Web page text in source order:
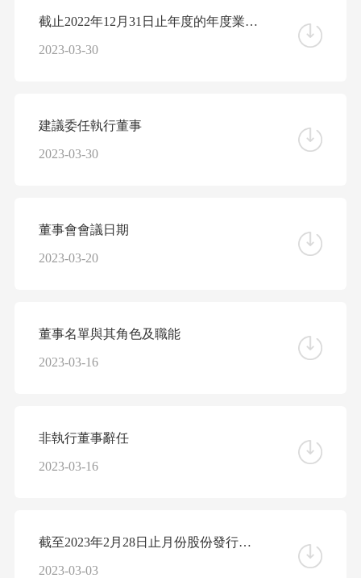
截止2022年12月31日止年度的年度業績公告
2023-03-30
建議委任執行董事
2023-03-30
董事會會議日期
2023-03-20
董事名單與其角色及職能
2023-03-16
非執行董事辭任
2023-03-16
截至2023年2月28日止月份股份發行人的證券變動月報表
2023-03-03